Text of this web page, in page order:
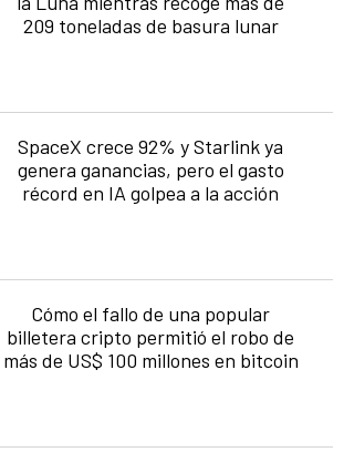
209 toneladas de basura lunar
SpaceX crece 92% y Starlink ya
genera ganancias, pero el gasto
récord en IA golpea a la acción
Cómo el fallo de una popular
billetera cripto permitió el robo de
más de US$ 100 millones en bitcoin